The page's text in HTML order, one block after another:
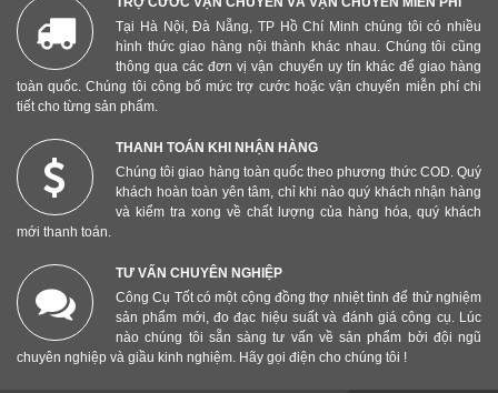
Tại Hà Nội, Đà Nẵng, TP Hồ Chí Minh chúng tôi có nhiều
hình thức giao hàng nội thành khác nhau. Chúng tôi cũng
thông qua các đơn vị vận chuyển uy tín khác để giao hàng
toàn quốc. Chúng tôi công bố mức trợ cước hoặc vận chuyển miễn phí chi
tiết cho từng sản phẩm.
THANH TOÁN KHI NHẬN HÀNG
Chúng tôi giao hàng toàn quốc theo phương thức COD. Quý
khách hoàn toàn yên tâm, chỉ khi nào quý khách nhận hàng
và kiểm tra xong về chất lượng của hàng hóa, quý khách
mới thanh toán.
TƯ VẤN CHUYÊN NGHIỆP
Công Cụ Tốt có một cộng đồng thợ nhiệt tình để thử nghiệm
sản phẩm mới, đo đạc hiệu suất và đánh giá công cụ. Lúc
nào chúng tôi sẵn sàng tư vấn về sản phẩm bởi đội ngũ
chuyên nghiệp và giầu kinh nghiệm. Hãy gọi điện cho chúng tôi !